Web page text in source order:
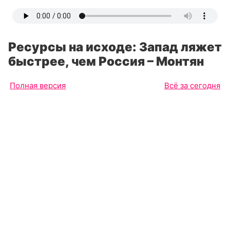
Ресурсы на исходе: Запад ляжет
быстрее, чем Россия – Монтян
Полная версия Всё за сегодня